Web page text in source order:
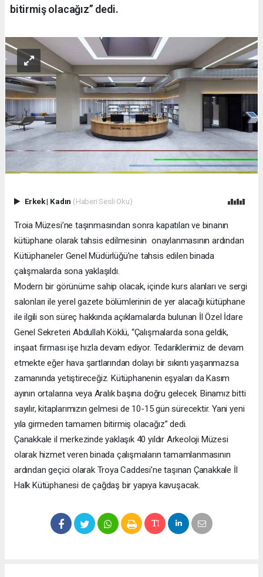
bitirmiş olacağız” dedi.
Erkek| Kadın (Haberi Sesli Oku)
Troia Müzesi’ne taşınmasından sonra kapatılan ve binanın
kütüphane olarak tahsis edilmesinin onaylanmasının ardından
Kütüphaneler Genel Müdürlüğü’ne tahsis edilen binada
çalışmalarda sona yaklaşıldı.
Modern bir görünüme sahip olacak, içinde kurs alanları ve sergi
salonları ile yerel gazete bölümlerinin de yer alacağı kütüphane
ile ilgili son süreç hakkında açıklamalarda bulunan İl Özel İdare
Genel Sekreteri Abdullah Köklü, “Çalışmalarda sona geldik,
inşaat firması işe hızla devam ediyor. Tedariklerimiz de devam
etmekte eğer hava şartlarından dolayı bir sıkıntı yaşanmazsa
zamanında yetiştireceğiz. Kütüphanenin eşyaları da Kasım
ayının ortalarına veya Aralık başına doğru gelecek. Binamız bitti
sayılır, kitaplarımızın gelmesi de 10-15 gün sürecektir. Yani yeni
yıla girmeden tamamen bitirmiş olacağız” dedi.
Çanakkale il merkezinde yaklaşık 40 yıldır Arkeoloji Müzesi
olarak hizmet veren binada çalışmaların tamamlanmasının
ardından geçici olarak Troya Caddesi’ne taşınan Çanakkale İl
Halk Kütüphanesi de çağdaş bir yapıya kavuşacak.